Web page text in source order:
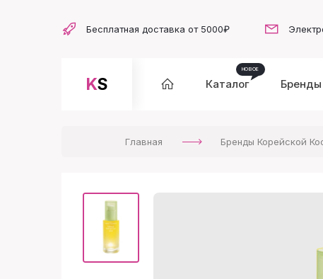
Бесплатная доставка от 5000₽
KS Каталог Бренды
Главная Бренды Корейской